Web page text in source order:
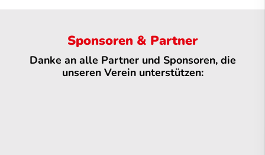
Sponsoren & Partner
Danke an alle Partner und Sponsoren, die
unseren Verein unterstützen: